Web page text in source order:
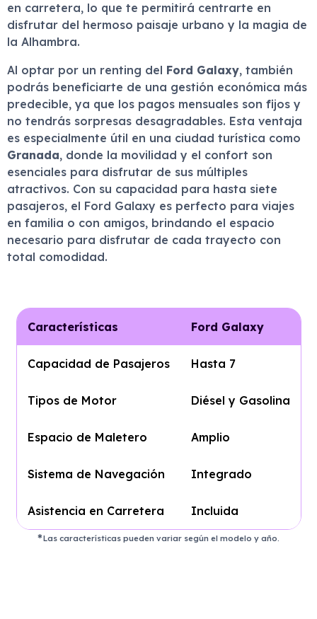
en carretera, lo que te permitirá centrarte en
disfrutar del hermoso paisaje urbano y la magia de
la Alhambra.
Al optar por un renting del Ford Galaxy, también
podrás beneficiarte de una gestión económica más
predecible, ya que los pagos mensuales son fijos y
no tendrás sorpresas desagradables. Esta ventaja
es especialmente útil en una ciudad turística como
Granada, donde la movilidad y el confort son
esenciales para disfrutar de sus múltiples
atractivos. Con su capacidad para hasta siete
pasajeros, el Ford Galaxy es perfecto para viajes
en familia o con amigos, brindando el espacio
necesario para disfrutar de cada trayecto con
total comodidad.
Características Ford Galaxy
Capacidad de Pasajeros Hasta 7
Tipos de Motor Diésel y Gasolina
Espacio de Maletero Amplio
Sistema de Navegación Integrado
Asistencia en Carretera Incluida
Las características pueden variar según el modelo y año.